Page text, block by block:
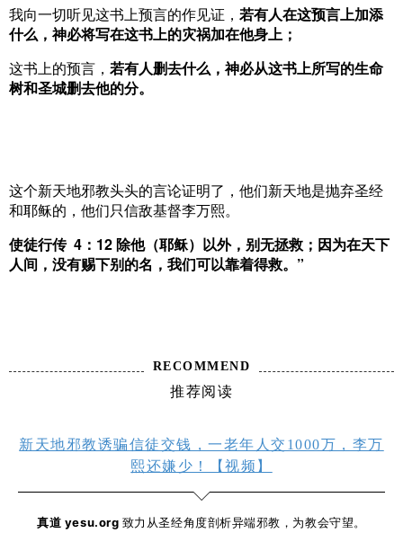
我向一切听见这书上预言的作见证， 若有人在这预言上加添
什么，神必将写在这书上的灾祸加在他身上；
这书上的预言， 若有人删去什么，神必从这书上所写的生命
树和圣城删去他的分。
这个新天地邪教头头的言论证明了，他们新天地是抛弃圣经
和耶稣的，他们只信敌基督李万熙。
使徒行传 4：12 除他（耶稣）以外，别无拯救；因为在天下
人间，没有赐下别的名，我们可以靠着得救。”
RECOMMEND
推荐阅读
新天地邪教诱骗信徒交钱，一老年人交1000万，李万
熙还嫌少！【视频】
真道 yesu.org 致力从圣经角度剖析异端邪教，为教会守望。